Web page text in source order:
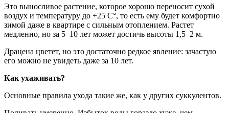
Это выносливое растение, которое хорошо переносит сухой
воздух и температуру до +25 С°, то есть ему будет комфортно
зимой даже в квартире с сильным отоплением. Растет
медленно, но за 5–10 лет может достичь высоты 1,5–2 м.
Драцена цветет, но это достаточно редкое явление: зачастую
его можно не увидеть даже за 10 лет.
Как ухаживать?
Основные правила ухода такие же, как у других суккулентов.